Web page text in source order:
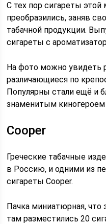
С тех пор сигареты этой
преобразились, заняв
табачной продукции.
сигареты с
На фото можно увидеть
различающиеся по
Популярны стали ещё и
знаменитым
Cooper
Греческие табачные
в Россию, и одними из
сигареты Cooper.
Пачка миниатюрная, что
там разместились 20